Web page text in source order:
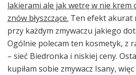
lakierami ale jak wetrę w nie krem
znów błyszczące. Ten efekt akurat
przy każdym zmywaczu jakiego
Ogólnie polecam ten kosmetyk, z
– sieć Biedronka i niskiej ceny.
kupiłam sobie zmywacz Isany,